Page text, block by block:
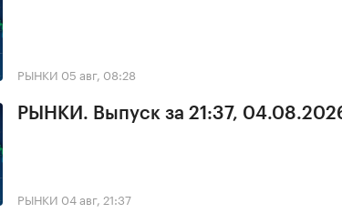
РЫНКИ 05 авг, 08:28
РЫНКИ. Выпуск за 21:37,
РЫНКИ 04 авг, 21:37